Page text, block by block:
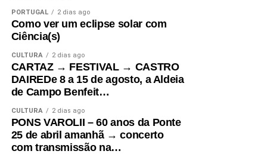
PORTUGAL 2 dias ago
Como ver um eclipse solar com
Ciência(s)
CULTURA 2 dias ago
CARTAZ → FESTIVAL → CASTRO
DAIREDe 8 a 15 de agosto, a Aldeia
de Campo Benfeit…
CULTURA 2 dias ago
PONS VAROLII – 60 anos da Ponte
25 de abril amanhã → concerto
com transmissão na…